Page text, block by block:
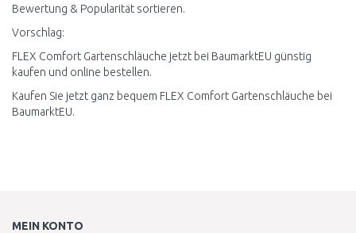
Bewertung & Popularität sortieren.
Vorschlag:
FLEX Comfort Gartenschläuche jetzt bei BaumarktEU günstig
kaufen und online bestellen.
Kaufen Sie jetzt ganz bequem FLEX Comfort Gartenschläuche bei
BaumarktEU.
MEIN KONTO